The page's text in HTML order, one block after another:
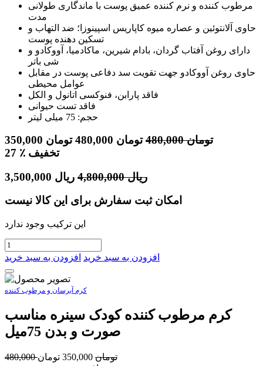
مرطوب کننده و نرم کننده عمیق پوست با ماندگاری طولانی
مدت
حاوی آلانتوئین و عصاره میوه کاپاریس اسپینوزا؛ ضد التهاب و
تسکین دهنده پوست
دارای روغن آفتاب گردان، بادام شیرین، ماکادمیا، آووکادو و
شی باتر
حاوی روغن آووکادو جهت تقویت سد دفاعی پوست در مقابل
عوامل محیطی
فاقد پارابن، فنوکسی اتانول و الکل
فاقد تست حیوانی
حجم: 75 میلی لیتر
350,000 تومان 480,000تومان 480,000 تومان
27
٪ تخفیف
3,500,000 ریال 4,800,000 ریال
امکان ثبت سفارش برای این کالا نیست
این ترکیب وجود ندارد
افزودن به سبد خرید افزودن به سبد خرید
کرم آبرسان و مرطوب کننده
کرم مرطوب کننده کودک سینره مناسب
صورت و بدن 75میل
480,000 تومان 350,000 تومان